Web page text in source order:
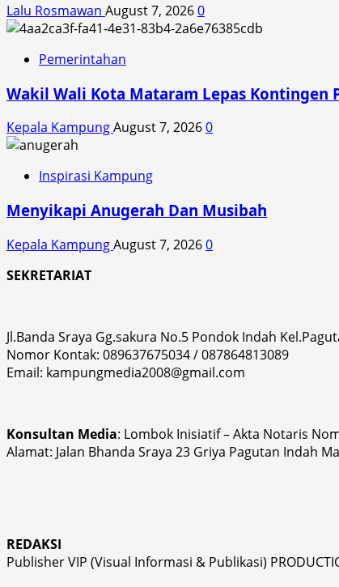
Lalu Rosmawan August 7, 20260
Pemerintahan
Wakil Wali Kota Mataram Lepas Kontingen
Kepala KampungAugust 7, 20260
Inspirasi Kampung
Menyikapi Anugerah Dan Musibah
Kepala KampungAugust 7, 20260
SEKRETARIAT
Jl.Banda Sraya Gg.sakura No.5 Pondok Indah
Nomor Kontak: 089637675034 / 087864813089
Email: kampungmedia2008@gmail.com
Konsultan Media: Lombok Inisiatif – Akta Notaris
Alamat: Jalan Bhanda Sraya 23 Griya Pagutan Indah
REDAKSI
Publisher VIP (Visual Informasi & Publikasi)